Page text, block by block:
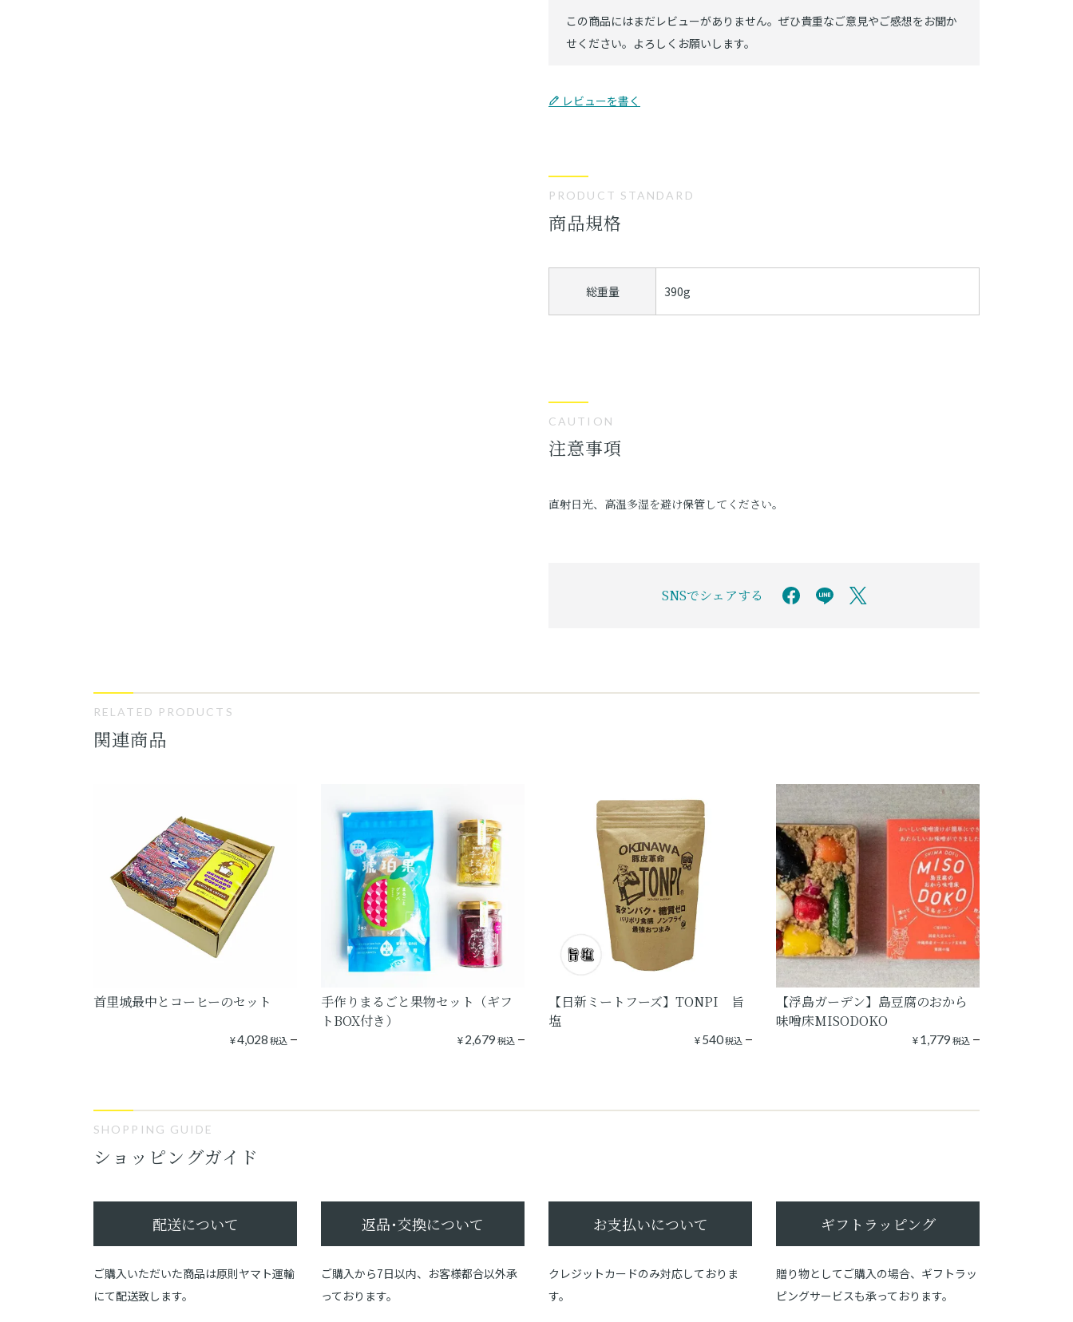
レビューを書く
PRODUCT STANDARD
商品規格
総重量 390g
CAUTION
注意事項
直射日光、高温多湿を避け保管してください。
SNSでシェアする
RELATED PRODUCTS
関連商品
首里城最中とコーヒーのセット
¥4,028税込
手作りまるごと果物セット（ギフ
トBOX付き）
¥2,679税込
【日新ミートフーズ】TONPI 旨
塩
¥540税込
【浮島ガーデン】島豆腐のおから
味噌床MISODOKO
¥1,779税込
SHOPPING GUIDE
ショッピングガイド
配送について
ご購入いただいた商品は原則ヤマト運輸
にて配送致します。
返品･交換について
ご購入から7日以内、お客様都合以外承
っております。
お支払いについて
クレジットカードのみ対応しておりま
す。
ギフトラッピング
贈り物としてご購入の場合、ギフトラッ
ピングサービスも承っております。